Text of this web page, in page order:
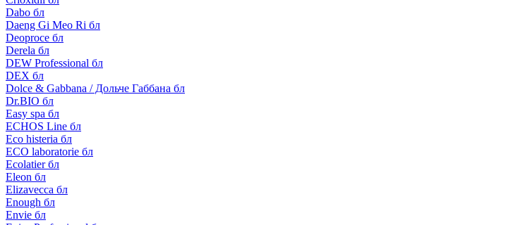
Dabo бл
Daeng Gi Meo Ri бл
Deoproce бл
Derela бл
DEW Professional бл
DEX бл
Dolce & Gabbana / Дольче Габбана бл
Dr.BIO бл
Easy spa бл
ECHOS Line бл
Eco histeria бл
ECO laboratorie бл
Ecolatier бл
Eleon бл
Elizavecca бл
Enough бл
Envie бл